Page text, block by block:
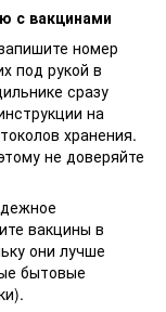
с вакцинами
номер
под рукой в
сразу
на
хранения.
не доверяйте
вакцины в
они лучше
бытовые